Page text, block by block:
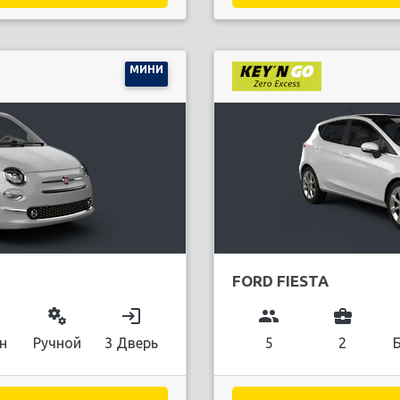
МИНИ
miscellaneous_services
Ручной
login
3 Дверь
FORD FIESTA
group
5
business_center
2